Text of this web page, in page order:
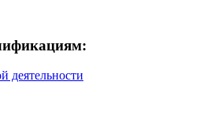
деятельности